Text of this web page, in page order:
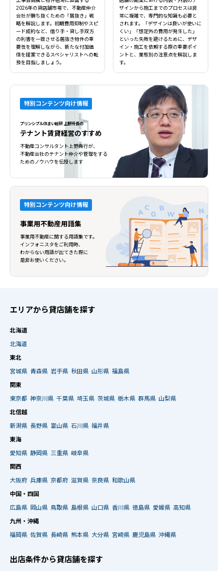
2026年の貸店舗市場で、不動産仲介
会社が勝ち抜くための「居抜き」戦
略を解説します。初期費用抑制やスピ
ード成約など、借り手・貸し手双方
の利害を一致させる居抜き物件の重
要性を理解しながら、新たな付加価
値を提案できるスペシャリストへの転
換を目指しましょう。
ザインから施工までのプロセスは非
常に複雑で、専門的な知識も必要と
されます。「デザインは良いが使いに
くい」「想定外の費用が発生した」
といった失敗を避けるために、デザ
イン・施工を依頼する際の重要ポイ
ントと、業態別の注意点を解説しま
す。
特別コンテンツ向け情報
プリンシプル住まい総研 上野所長の
テナント賃貸経営のすすめ
不動産コンサルタント上野典行が、
不動産会社のテナント仲介や管理をする
ためのノウハウを伝授します
特別コンテンツ向け情報
事業用不動産用語集
事業用不動産に関する用語集です。
インフォニスタをご利用時、
わからない用語が出てきた際に
是非お使いください。
エリアから貸店舗を探す
北海道
北海道
東北
宮城県 青森県 岩手県 秋田県 山形県 福島県
関東
東京都 神奈川県 千葉県 埼玉県 茨城県 栃木県 群馬県 山梨県
北信越
新潟県 長野県 富山県 石川県 福井県
東海
愛知県 静岡県 三重県 岐阜県
関西
大阪府 兵庫県 京都府 滋賀県 奈良県 和歌山県
中国・四国
広島県 岡山県 鳥取県 島根県 山口県 香川県 徳島県 愛媛県 高知県
九州・沖縄
福岡県 佐賀県 長崎県 熊本県 大分県 宮崎県 鹿児島県 沖縄県
出店条件から貸店舗を探す